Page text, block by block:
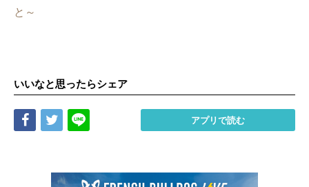
と～
いいなと思ったらシェア
Share Tweet アプリで読む